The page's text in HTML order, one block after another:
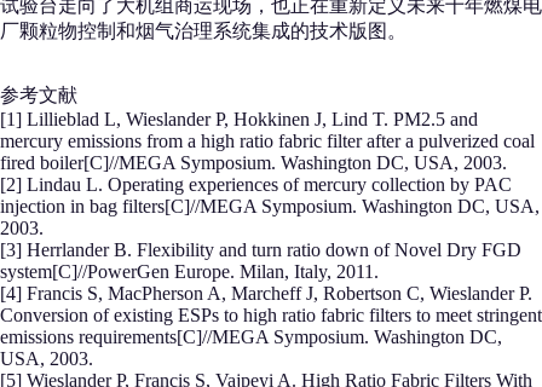
试验台走向了大机组商运现场，也正在重新定义未来十年燃煤电
厂颗粒物控制和烟气治理系统集成的技术版图。
参考文献
[1] Lillieblad L, Wieslander P, Hokkinen J, Lind T. PM2.5 and
mercury emissions from a high ratio fabric filter after a pulverized coal
fired boiler[C]//MEGA Symposium. Washington DC, USA, 2003.
[2] Lindau L. Operating experiences of mercury collection by PAC
injection in bag filters[C]//MEGA Symposium. Washington DC, USA,
2003.
[3] Herrlander B. Flexibility and turn ratio down of Novel Dry FGD
system[C]//PowerGen Europe. Milan, Italy, 2011.
[4] Francis S, MacPherson A, Marcheff J, Robertson C, Wieslander P.
Conversion of existing ESPs to high ratio fabric filters to meet stringent
emissions requirements[C]//MEGA Symposium. Washington DC,
USA, 2003.
[5] Wieslander P, Francis S, Vajpeyi A. High Ratio Fabric Filters With